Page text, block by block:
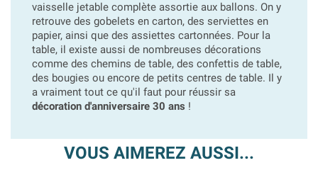
vaisselle jetable complète assortie aux ballons. On y
retrouve des gobelets en carton, des serviettes en
papier, ainsi que des assiettes cartonnées. Pour la
table, il existe aussi de nombreuses décorations
comme des chemins de table, des confettis de table,
des bougies ou encore de petits centres de table. Il y
a vraiment tout ce qu'il faut pour réussir sa
décoration d'anniversaire 30 ans !
VOUS AIMEREZ AUSSI...